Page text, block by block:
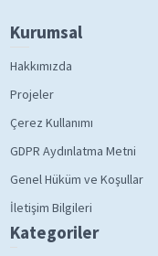
Kurumsal
Hakkımızda
Projeler
Çerez Kullanımı
GDPR Aydınlatma Metni
Genel Hüküm ve Koşullar
İletişim Bilgileri
Kategoriler